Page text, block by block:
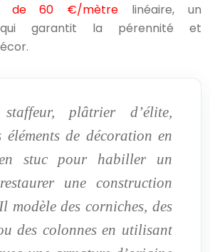
de 60 €/mètre linéaire, un
qui garantit la pérennité et
staffeur, plâtrier d’élite,
éléments de décoration en
stuc pour habiller un
une construction
modèle des corniches, des
des colonnes en utilisant